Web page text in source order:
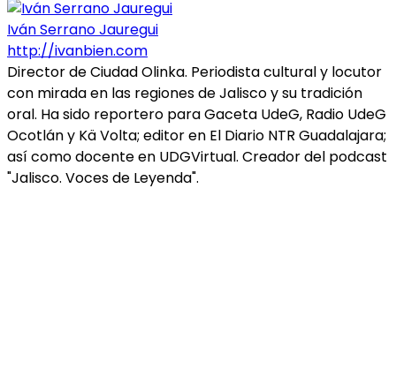
Iván Serrano Jauregui
http://ivanbien.com
Director de Ciudad Olinka. Periodista cultural y locutor
con mirada en las regiones de Jalisco y su tradición
oral. Ha sido reportero para Gaceta UdeG, Radio UdeG
Ocotlán y Kä Volta; editor en El Diario NTR Guadalajara;
así como docente en UDGVirtual. Creador del podcast
"Jalisco. Voces de Leyenda".